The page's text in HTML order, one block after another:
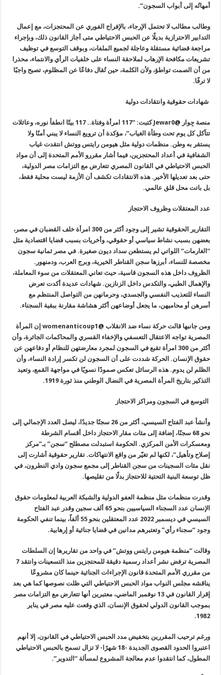
أمهاتُه إلى أبواب السجون“.
وطالب مطالب لا تحتمل الإرجاء، بالإفراج الفوري عن المحتجزات، مع إعمال
التدابير الاحترازية بديلًا عن الحبس الاحتياطي متى أجاز القانون ذلك، وبإجراء
مراجعة قضائية مستقلة وعاجلة لجميع الملفات، وبوقف التوسع في توظيف
تشريعات مكافحة الإرهاب لملاحقة النساء على خلفيات الرأي والانتماء، محذرا
من أن الصمت تواطؤ، ولأن الكلمة، حين تُقال دفاعًا عن المظلوم، تصبح واجبًا
لا ترفًا.
شهادات حقوقية وانتقادات دولية
منصة جِوار @Jewar0
كتبت: “117 امرأة وفتاة.. 117 بيتًا انطفأ نوره، وعائلات
تتآكل كل يوم تحت وطأة الغياب”، مؤكدة أن ترويع النساء لا يبني أمنًا ولا
يستقر به وطن. منظمات دولية مثل هيومن رايتس ووتش انتقدت غياب
الشفافية في أعداد المحتجزين، فيما أشار مقررو الأمم المتحدة إلى أن مواد
الحبس الاحتياطي في القانون المصري تتعارض مع التزامات مصر الدولية،
حتى بعد تعديلها الأخير. هذه الانتقادات تكشف أن الأزمة ليست محلية فقط،
بل باتت محل قلق عالمي.
عدد المعتقلات وظروف الاحتجاز
التقارير الحقوقية تشير إلى وجود أكثر من 300 امرأة خلف القضبان في مصر،
بعضهن بسبب نشاط سياسي أو حقوقي، وأخريات بسبب قضايا اقتصادية مثل
“الغارمات” اللواتي لم يستطعن سداد ديون صغيرة. في مصر ثمانية سجون
مخصصة للنساء، أبرزها سجن القناطر الخيرية، وبرج العرب، ودمنهور.
الظروف داخل هذه السجون قاسية، حيث تعاني المعتقلات من سوء المعاملة،
والإهمال الطبي، والتكدس داخل الزنازين. شهادات عديدة أكدت تعرض
النساء للتعذيب النفسي والجسدي، وحرمانهن من التواصل المنتظم مع
أسرهن أو محاميهن، ما يجعل أوضاعهن أكثر هشاشة مقارنة ببقية السجناء.
ومن جانبها قالت حركة نساء ضد الانقلاب @ womenanticoup1 إن المرأة
المصرية تواجه الاعتقال التعسفي والإخفاء القسري والمحاكمات الجائرة، وأن
أكثر من 300 امرأة تقبع في السجون لمجرد معارضتهن للنظام أو دفاعهن عن
حقوق الإنسان. الحركة شددت على أن السجون لن تكسر إرادة النساء، وأن
الظلم لن يدوم. هذه الرسائل تعكس صمودًا نسويًا في مواجهة القمع، وتعيد
التذكير بتاريخ المرأة المصرية في النضال الوطني منذ ثورة 1919.
التوسع في السجون ومراكز الاحتجاز
وأنشأ عبد الفتاح السيسي، أكثر من 26 سجنًا جديدًا، ليصل العدد الإجمالي إلى
نحو 68 سجنًا، إضافة إلى مئات مقار الاحتجاز داخل أقسام الشرطة
ومعسكرات الأمن المركزي. الحكومة استبدلت مصطلح “سجن” بـ”مركز
إصلاح وتأهيل”، لكنها لم تغيّر من واقع الانتهاكات. تقارير حقوقية أشارت إلى
نقل مئات السجينات من سجن القناطر إلى مجمع سجون وادي النطرون، في
ظل توسعة البنية التحتية للاحتجاز بدلًا من تقليصها.
وقدرت منظمات مثل منظمة العفو الدولية والشبكة العربية لمعلومات حقوق
الإنسان عدد السجناء السياسيين بنحو 65 ألف سجين وقدر عبد الفتاح
السيسي في ديسمبر 2022 عدد المعتقلين بنحو 55 ألفاً، بينما تنفي الحكومة
وجود “سجناء رأي” وتعتبرهم مدانين في قضايا جنائية أو إرهابية.
وقالت “منظمة هيومن رايتس ووتش” في واحد من تقاريرها إن السلطات
المصرية
ترفض نشر أعداد رسمية دقيقة للمحتجزين منذ التسعينات وانتقد 7
من مقرري الأمم المتحدة قانون الإجراءات الجنائية حينما كان مشروعًا
يناقشه مجلس النواب مواد الحبس الاحتياطي التي ظلت نصوصها كما هي بعد
إقرار القانون في 13
نوفمبر الماضي، معتبرين أنها تتعارض مع التزامات مصر
بموجب القانون الدولي لحقوق الإنسان، الذي وقعت عليه مصر في يناير
1982
.
ورغم ترحيب المقررين بتخفيض مدد الحبس الاحتياطي في القانون، إلا أنهم
اعتبروا الحدود القصوى الجديدة -18 شهرًا- لا تزال تسمح بالحبس الاحتياطي
المطول، كما انتقدوا عدم معالجة المشروع لمسألة “التدوير”.